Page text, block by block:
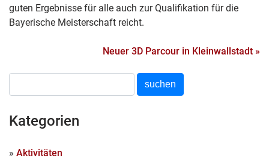
guten Ergebnisse für alle auch zur Qualifikation für die
Bayerische Meisterschaft reicht.
Neuer 3D Parcour in Kleinwallstadt »
Kategorien
» Aktivitäten